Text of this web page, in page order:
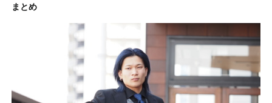
まとめ